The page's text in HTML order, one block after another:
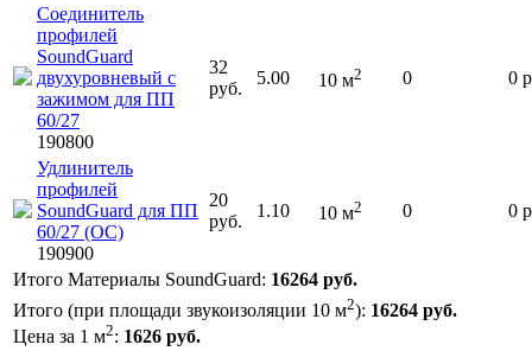
Соединитель
профилей
SoundGuard
двухуровневый с
зажимом для ПП
60/27
190800
32
руб.
5.00 10 м2 0 0
Удлинитель
профилей
SoundGuard для ПП
60/27 (ОС)
190900
20
руб.
1.10 10 м2 0 0
Итого Материалы SoundGuard: 16264 руб.
Итого (при площади звукоизоляции 10 м2): 16264 руб.
Цена за 1 м2: 1626 руб.